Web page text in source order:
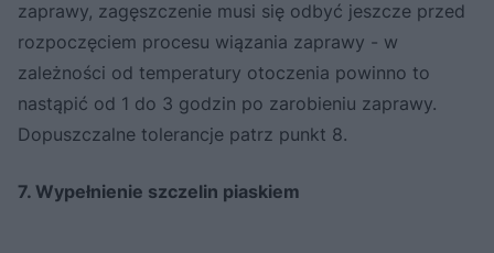
zaprawy, zagęszczenie musi się odbyć jeszcze przed
rozpoczęciem procesu wiązania zaprawy - w
zależności od temperatury otoczenia powinno to
nastąpić od 1 do 3 godzin po zarobieniu zaprawy.
Dopuszczalne tolerancje patrz punkt 8.
7. Wypełnienie szczelin piaskiem